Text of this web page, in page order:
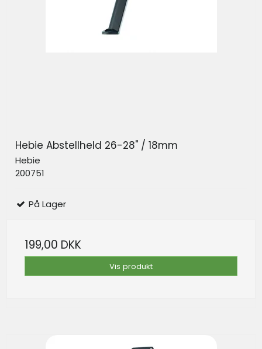
Hebie Abstellheld 26-28" / 18mm
Hebie
200751
På Lager
199,00 DKK
Vis produkt